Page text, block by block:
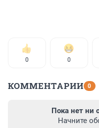
0 0
КОММЕНТАРИИ 0
Пока нет ни
Начните